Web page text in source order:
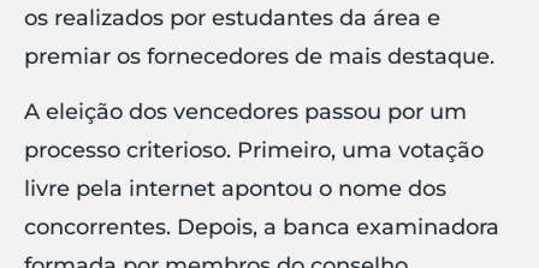
os realizados por estudantes da área e
premiar os fornecedores de mais destaque.
A eleição dos vencedores passou por um
processo criterioso. Primeiro, uma votação
livre pela internet apontou o nome dos
concorrentes. Depois, a banca examinadora